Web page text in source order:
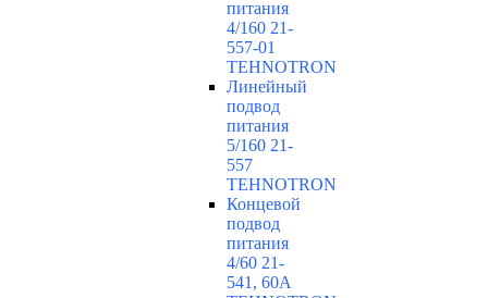
питания
4/160 21-
557-01
TEHNOTRON
Линейный
подвод
питания
5/160 21-
557
TEHNOTRON
Концевой
подвод
питания
4/60 21-
541, 60А